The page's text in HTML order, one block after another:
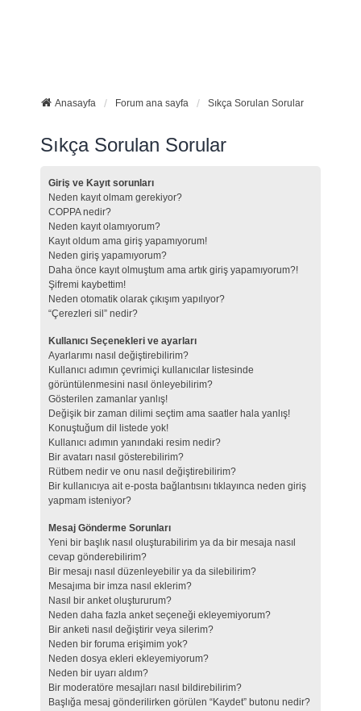
Anasayfa Forum ana sayfa Sıkça Sorulan Sorular
Sıkça Sorulan Sorular
Giriş ve Kayıt sorunları
Neden kayıt olmam gerekiyor?
COPPA nedir?
Neden kayıt olamıyorum?
Kayıt oldum ama giriş yapamıyorum!
Neden giriş yapamıyorum?
Daha önce kayıt olmuştum ama artık giriş yapamıyorum?!
Şifremi kaybettim!
Neden otomatik olarak çıkışım yapılıyor?
“Çerezleri sil” nedir?
Kullanıcı Seçenekleri ve ayarları
Ayarlarımı nasıl değiştirebilirim?
Kullanıcı adımın çevrimiçi kullanıcılar listesinde
görüntülenmesini nasıl önleyebilirim?
Gösterilen zamanlar yanlış!
Değişik bir zaman dilimi seçtim ama saatler hala yanlış!
Konuştuğum dil listede yok!
Kullanıcı adımın yanındaki resim nedir?
Bir avatarı nasıl gösterebilirim?
Rütbem nedir ve onu nasıl değiştirebilirim?
Bir kullanıcıya ait e-posta bağlantısını tıklayınca neden giriş
yapmam isteniyor?
Mesaj Gönderme Sorunları
Yeni bir başlık nasıl oluşturabilirim ya da bir mesaja nasıl
cevap gönderebilirim?
Bir mesajı nasıl düzenleyebilir ya da silebilirim?
Mesajıma bir imza nasıl eklerim?
Nasıl bir anket oluştururum?
Neden daha fazla anket seçeneği ekleyemiyorum?
Bir anketi nasıl değiştirir veya silerim?
Neden bir foruma erişimim yok?
Neden dosya ekleri ekleyemiyorum?
Neden bir uyarı aldım?
Bir moderatöre mesajları nasıl bildirebilirim?
Başlığa mesaj gönderilirken görülen “Kaydet” butonu nedir?